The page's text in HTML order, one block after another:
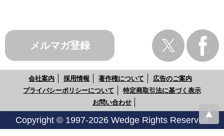
メルマガ登録
会社案内 採用情報 著作権について
広告のご案内
プライバシーポリシーについて
特定商取引法に基づく表示
お問い合わせ
Copyright © 1997-2026 Wedge Rights Reserved